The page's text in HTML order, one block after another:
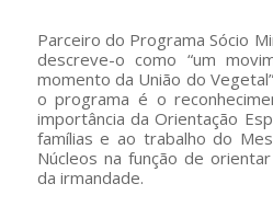
Parceiro do Programa Sócio
descreve-o como “um
momento da União do
o programa é o
importância da Orientação
famílias e ao trabalho do
Núcleos na função de
da irmandade.